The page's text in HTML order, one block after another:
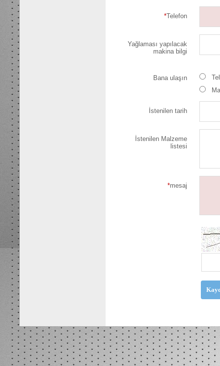
*Telefon
Yağlaması yapılacak
makina bilgi
Bana ulaşın
İstenilen tarih
İstenilen Malzeme
listesi
*mesaj